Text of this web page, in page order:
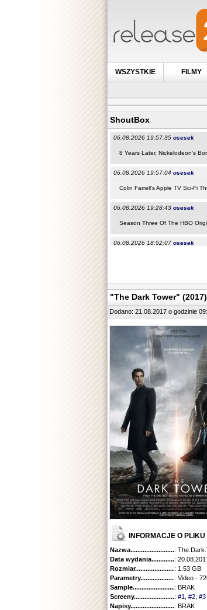
WSZYSTKIE FILMY
ShoutBox
"The Dark Tower"
Dodano: 21.08.2017 o godzinie
INFORMACJE O PLIKU
:
Data
:
Rozmiar...........................................
: 1.53 GB
: Video -
Sample............................................
: BRAK
Screeny...........................................
: #1 #2 #3
Napisy............................................
: BRAK